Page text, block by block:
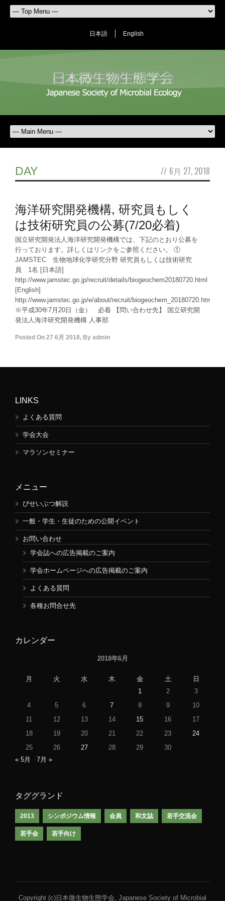
日本語 English
DAY // 6月 27, 2018
海洋研究開発機構, 研究員もしく
は技術研究員の公募(7/20必着)
国立研究開発法人海洋研究開発機構では、下記のとおり公募を
行っております。詳しくはリンクをご参照ください。 ①
JAMSTEC 生物地球化学研究分野 研究員もしくは技術研究
員 1名 [日本語]
http://www.jamstec.go.jp/recruit/details/biogeochem20180720.html
[English]
http://www.jamstec.go.jp/e/about/recruit/biogeochem_20180720.html
※平成30年7月20日（金） 必着 【問い合わせ先】 国立研究開
発法人海洋研究開発機構 人事部
Posted On 27 6月 2018, By admin
LINKS
よくある質問
学会大会
マラソンセミナー
メニュー
びせいぶつ解説
一般・学生・生徒のための公開イベント
お問い合わせ
学会誌への広告掲載のご案内
学会ホームページへの広告掲載のご案内
よくある質問
各種お問合せ先
カレンダー
2018年6月
月 火 水 木 金 土
日
1
2
3
4
5 6 7 8 9
10
11
12 13 14 15 16
17
18
19 20 21 22 23
24
25
26 27 28 29
30
« 5月
7月 »
タググランド
2013 シンポジウム情報 会員 和文誌 若手交流会
若手会 若手向け
Copyright (c)日本微生物生態学会, Japanese Society of Microbial